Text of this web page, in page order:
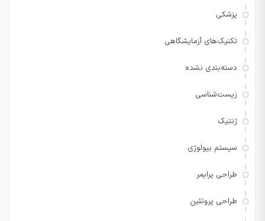
پزشکی
تکنیک‌های آزمایشگاهی
دسته‌بندی نشده
زیست‌شناسی
ژنتیک
سیستم بیولوژی
طراحی پرایمر
طراحی پروتئین